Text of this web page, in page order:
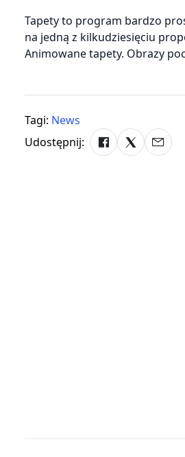
Tapety to program bardzo
na jedną z kilkudziesięciu
Animowane tapety. Obrazy
Tagi: News
Udostępnij: